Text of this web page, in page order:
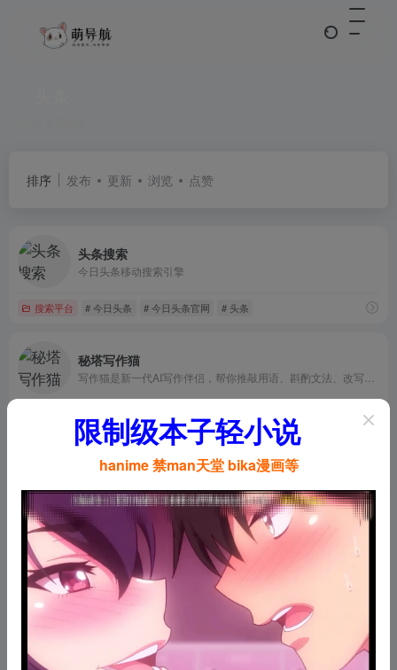
排序 发布 更新 浏览 点赞
头条搜索
今日头条移动搜索引擎
搜索平台 # 今日头条 # 今日头条官网 # 头条
秘塔写作猫
今日头条
新闻资讯 # 今日头条 # 今日头条官网 # 头条
没有了
限制级本子轻小说
hanime 禁man天堂 bika漫画等